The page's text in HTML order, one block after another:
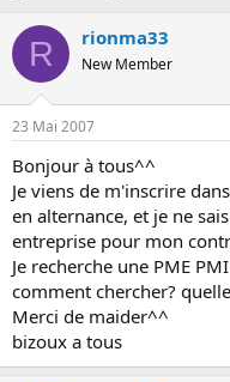
t
e
r
d
e
l
d
i
s
c
u
s
i
t
d
é
b
t
R rionma33
New Member
23 Mai 2007
Bonjour à tous^^
Je viens de m'inscrire
en alternance, et je ne
entreprise pour mon
Je recherche une PME
comment chercher?
Merci de maider^^
bizoux a tous